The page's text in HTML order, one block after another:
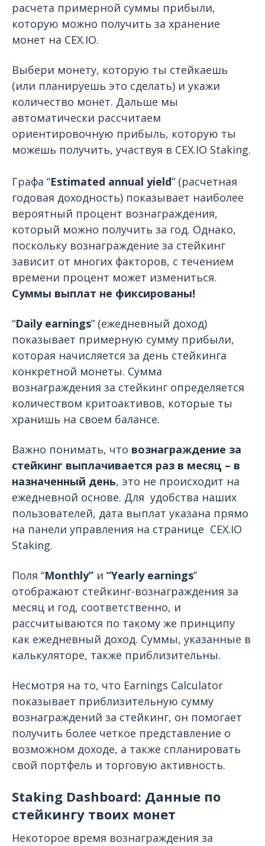
расчета примерной суммы прибыли,
которую можно получить за хранение
монет на CEX.IO.
Выбери монету, которую ты стейкаешь
(или планируешь это сделать) и укажи
количество монет. Дальше мы
автоматически рассчитаем
ориентировочную прибыль, которую ты
можешь получить, участвуя в СEX.IO Staking.
Графа “Estimated annual yield” (расчетная
годовая доходность) показывает наиболее
вероятный процент вознаграждения,
который можно получить за год. Однако,
поскольку вознаграждение за стейкинг
зависит от многих факторов, с течением
времени процент может измениться.
Суммы выплат не фиксированы!
“Daily earnings” (ежедневный доход)
показывает примерную сумму прибыли,
которая начисляется за день стейкинга
конкретной монеты. Сумма
вознаграждения за стейкинг определяется
количеством критоактивов, которые ты
хранишь на своем балансе.
Важно понимать, что вознаграждение за
стейкинг выплачивается раз в месяц – в
назначенный день, это не происходит на
ежедневной основе. Для удобства наших
пользователей, дата выплат указана прямо
на панели управления на странице СEX.IO
Staking.
Поля “Monthly” и “Yearly earnings”
отображают стейкинг-вознаграждения за
месяц и год, соответственно, и
рассчитываются по такому же принципу
как ежедневный доход. Суммы, указанные в
калькуляторе, также приблизительны.
Несмотря на то, что Earnings Calculator
показывает приблизительную сумму
вознаграждений за стейкинг, он помогает
получить более четкое представление о
возможном доходе, а также спланировать
свой портфель и торговую активность.
Staking Dashboard: Данные по
стейкингу твоих монет
Некоторое время вознаграждения за